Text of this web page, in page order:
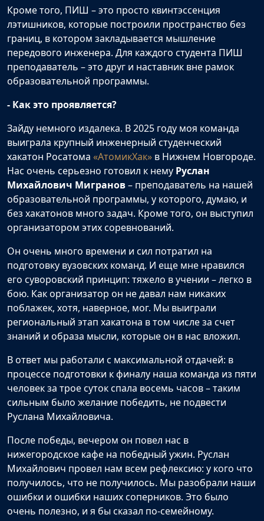
Кроме того, ПИШ – это просто квинтэссенция
лэтишников, которые построили пространство без
границ, в котором закладывается мышление
передового инженера. Для каждого студента ПИШ
преподаватель – это друг и наставник вне рамок
образовательной программы.
- Как это проявляется?
Зайду немного издалека. В 2025 году моя команда
выиграла крупный инженерный студенческий
хакатон Росатома «АтомикХак» в Нижнем Новгороде.
Нас очень серьезно готовил к нему Руслан
Михайлович Мигранов– преподаватель на нашей
образовательной программы, у которого, думаю, и
без хакатонов много задач. Кроме того, он выступил
организатором этих соревнований.
Он очень много времени и сил потратил на
подготовку вузовских команд. И еще мне нравился
его суворовский принцип: тяжело в учении – легко в
бою. Как организатор он не давал нам никаких
поблажек, хотя, наверное, мог. Мы выиграли
региональный этап хакатона в том числе за счет
знаний и образа мысли, которые он в нас вложил.
В ответ мы работали с максимальной отдачей: в
процессе подготовки к финалу наша команда из пяти
человек за трое суток спала восемь часов – таким
сильным было желание победить, не подвести
Руслана Михайловича.
После победы, вечером он повел нас в
нижегородское кафе на победный ужин. Руслан
Михайлович провел нам всем рефлексию: у кого что
получилось, что не получилось. Мы разобрали наши
ошибки и ошибки наших соперников. Это было
очень полезно, и я бы сказал по-семейному.